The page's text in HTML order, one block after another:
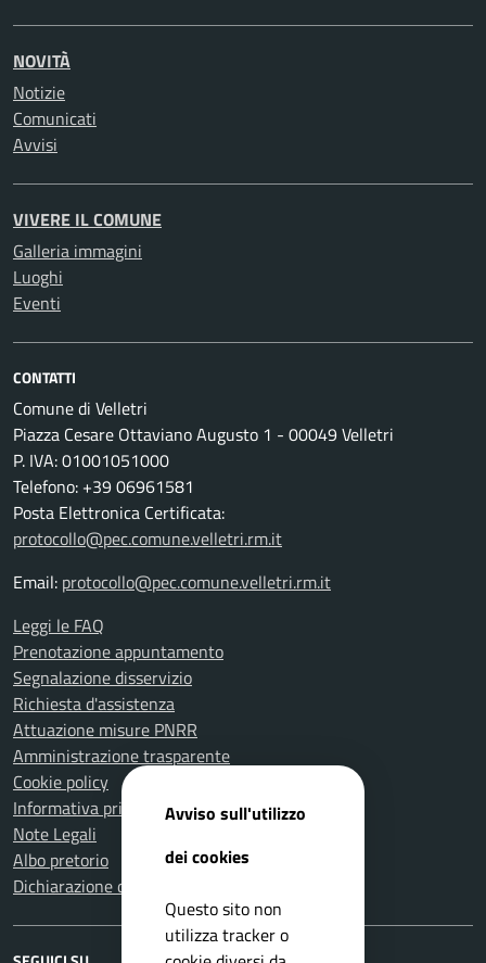
NOVITÀ
Notizie
Comunicati
Avvisi
VIVERE IL COMUNE
Galleria immagini
Luoghi
Eventi
CONTATTI
Comune di Velletri
Piazza Cesare Ottaviano Augusto 1 - 00049 Velletri
P. IVA: 01001051000
Telefono: +39 06961581
Posta Elettronica Certificata:
protocollo@pec.comune.velletri.rm.it
Email: protocollo@pec.comune.velletri.rm.it
Leggi le FAQ
Prenotazione appuntamento
Segnalazione disservizio
Richiesta d'assistenza
Attuazione misure PNRR
Amministrazione trasparente
Cookie policy
Informativa privacy
Note Legali
Albo pretorio
Dichiarazione di accessibilità
Avviso sull'utilizzo
dei cookies
Questo sito non
utilizza tracker o